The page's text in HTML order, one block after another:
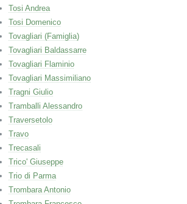
Tosi Andrea
Tosi Domenico
Tovagliari (Famiglia)
Tovagliari Baldassarre
Tovagliari Flaminio
Tovagliari Massimiliano
Tragni Giulio
Tramballi Alessandro
Traversetolo
Travo
Trecasali
Trico' Giuseppe
Trio di Parma
Trombara Antonio